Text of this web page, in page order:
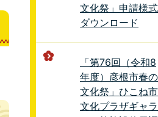
文化祭」申請様式
ダウンロード
「第76回（令和8
年度）彦根市春の
文化祭」ひこね市
文化プラザギャラ